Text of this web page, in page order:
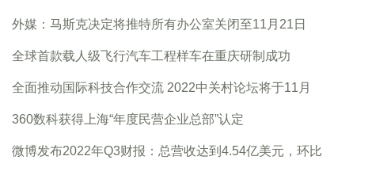
外媒：马斯克决定将推特所有办公室关闭至11月21日
全球首款载人级飞行汽车工程样车在重庆研制成功
全面推动国际科技合作交流 2022中关村论坛将于11月
360数科获得上海“年度民营企业总部”认定
微博发布2022年Q3财报：总营收达到4.54亿美元，环比